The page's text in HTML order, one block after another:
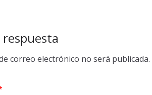
correo electrónico no será publicada.